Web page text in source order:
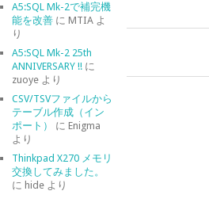
A5:SQL Mk-2で補完機
能を改善に MTIAよ
り
A5:SQL Mk-2 25th
ANNIVERSARY !!に
zuoyeより
CSV/TSVファイルから
テーブル作成（イン
ポート）
に Enigma
より
Thinkpad X270 メモリ
交換してみました。
に hideより